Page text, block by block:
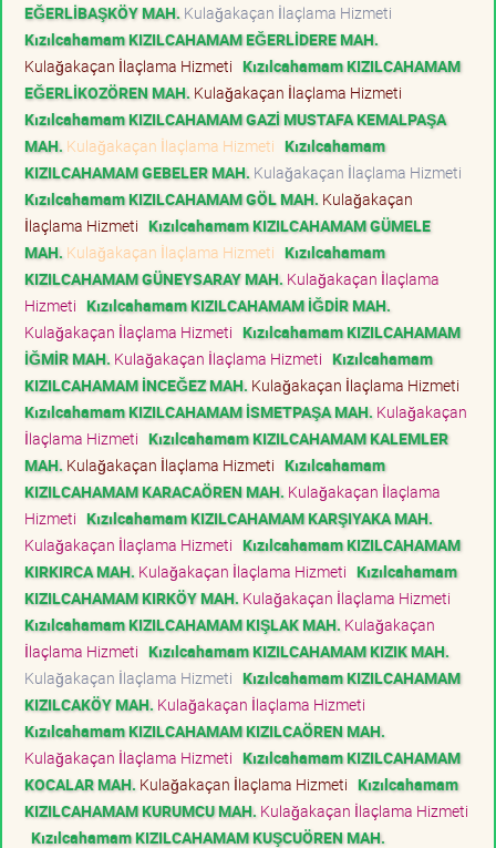
EĞERLİBAŞKÖY MAH. Kulağakaçan İlaçlama Hizmeti
Kızılcahamam KIZILCAHAMAM EĞERLİDERE MAH.
Kulağakaçan İlaçlama Hizmeti Kızılcahamam KIZILCAHAMAM
EĞERLİKOZÖREN MAH. Kulağakaçan İlaçlama Hizmeti
Kızılcahamam KIZILCAHAMAM GAZİ MUSTAFA KEMALPAŞA
MAH. Kulağakaçan İlaçlama Hizmeti Kızılcahamam
KIZILCAHAMAM GEBELER MAH. Kulağakaçan İlaçlama Hizmeti
Kızılcahamam KIZILCAHAMAM GÖL MAH. Kulağakaçan
İlaçlama Hizmeti Kızılcahamam KIZILCAHAMAM GÜMELE
MAH. Kulağakaçan İlaçlama Hizmeti Kızılcahamam
KIZILCAHAMAM GÜNEYSARAY MAH. Kulağakaçan İlaçlama
Hizmeti Kızılcahamam KIZILCAHAMAM İĞDİR MAH.
Kulağakaçan İlaçlama Hizmeti Kızılcahamam KIZILCAHAMAM
İĞMİR MAH. Kulağakaçan İlaçlama Hizmeti Kızılcahamam
KIZILCAHAMAM İNCEĞEZ MAH. Kulağakaçan İlaçlama Hizmeti
Kızılcahamam KIZILCAHAMAM İSMETPAŞA MAH. Kulağakaçan
İlaçlama Hizmeti Kızılcahamam KIZILCAHAMAM KALEMLER
MAH. Kulağakaçan İlaçlama Hizmeti Kızılcahamam
KIZILCAHAMAM KARACAÖREN MAH. Kulağakaçan İlaçlama
Hizmeti Kızılcahamam KIZILCAHAMAM KARŞIYAKA MAH.
Kulağakaçan İlaçlama Hizmeti Kızılcahamam KIZILCAHAMAM
KIRKIRCA MAH. Kulağakaçan İlaçlama Hizmeti Kızılcahamam
KIZILCAHAMAM KIRKÖY MAH. Kulağakaçan İlaçlama Hizmeti
Kızılcahamam KIZILCAHAMAM KIŞLAK MAH. Kulağakaçan
İlaçlama Hizmeti Kızılcahamam KIZILCAHAMAM KIZIK MAH.
Kulağakaçan İlaçlama Hizmeti Kızılcahamam KIZILCAHAMAM
KIZILCAKÖY MAH. Kulağakaçan İlaçlama Hizmeti
Kızılcahamam KIZILCAHAMAM KIZILCAÖREN MAH.
Kulağakaçan İlaçlama Hizmeti Kızılcahamam KIZILCAHAMAM
KOCALAR MAH. Kulağakaçan İlaçlama Hizmeti Kızılcahamam
KIZILCAHAMAM KURUMCU MAH. Kulağakaçan İlaçlama Hizmeti
Kızılcahamam KIZILCAHAMAM KUŞCUÖREN MAH.